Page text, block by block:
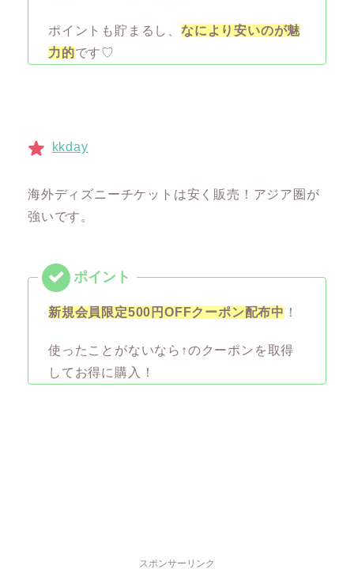
ポイントも貯まるし、 なにより安いのが魅
力的です♡
kkday
海外ディズニーチケットは安く販売！アジア圏が
強いです。
新規会員限定500円OFFクーポン配布中 ！
使ったことがないなら↑のクーポンを取得
してお得に購入！
スポンサーリンク